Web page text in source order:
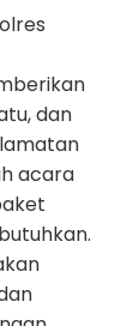
dan
acara